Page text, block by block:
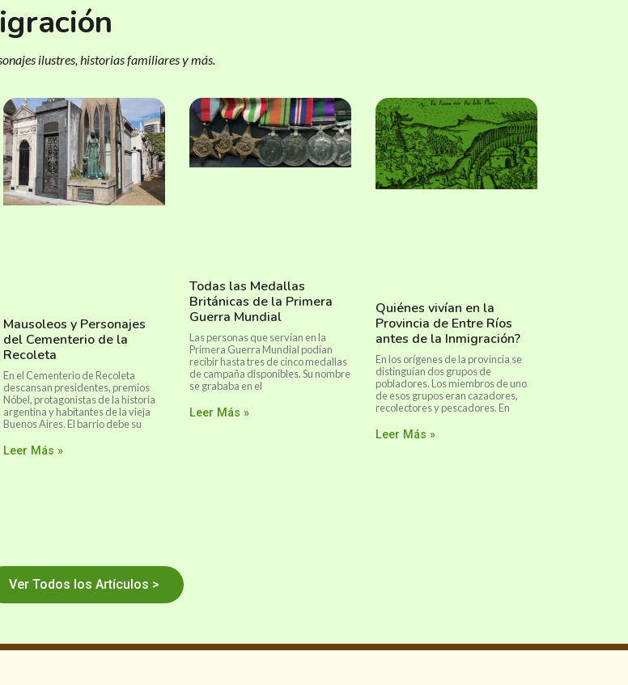
ilustres, historias familiares y más.
Mausoleos y Personajes
del Cementerio de la
Recoleta
En el Cementerio de Recoleta
descansan presidentes, premios
Nóbel, protagonistas de la historia
argentina y habitantes de la vieja
Buenos Aires. El barrio debe su
Leer Más »
Todas las Medallas
Británicas de la Primera
Guerra Mundial
Las personas que servían en la
Primera Guerra Mundial podían
recibir hasta tres de cinco medallas
de campaña disponibles. Su nombre
se grababa en el
Leer Más »
Quiénes vivían en la
Provincia de Entre Ríos
antes de la Inmigración?
En los orígenes de la provincia se
distinguían dos grupos de
pobladores. Los miembros de uno
de esos grupos eran cazadores,
recolectores y pescadores. En
Leer Más »
Ver Todos los Artículos >